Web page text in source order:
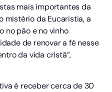
mais importantes da
mistério da Eucaristia, a
no pão e no vinho
de renovar a fé nesse
da vida cristã”,
é receber cerca de 30